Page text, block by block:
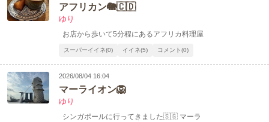
アフリカン🐘🇨🇩
ゆり
お店から歩いて5分程にあるアフリカ料理屋
スーパーイイネ(0) イイネ(5) コメント(0)
2026/08/04 16:04
マーライオン🦁
ゆり
シンガポールに行ってきました🇸🇬 マーラ